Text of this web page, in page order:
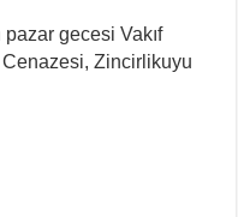
gecesi Vakıf
Zincirlikuyu